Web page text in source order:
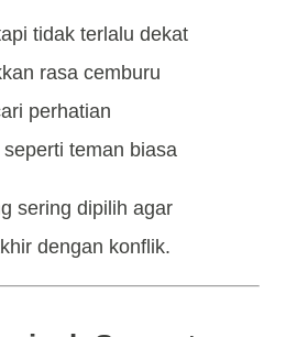
tidak terlalu dekat
rasa cemburu
perhatian
teman biasa
sering dipilih agar
dengan konflik.